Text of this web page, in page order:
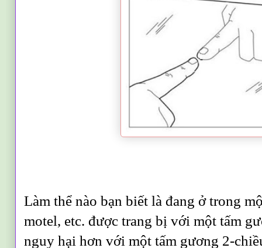
Làm thể nào bạn biết là đang ở trong
motel, etc. được trang bị với một tấm
nguy hại hơn với một tấm gương 2-